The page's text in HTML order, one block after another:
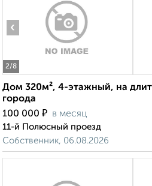
2/8
‹
Дом 320м², 4-этажный, на
города
100 000 ₽ в месяц
11-й Полюсный проезд
Собственник, 06.08.2026